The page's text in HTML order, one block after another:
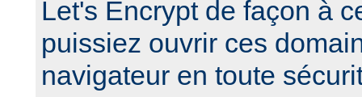
Let's Encrypt de façon à
puissiez ouvrir ces
navigateur en toute